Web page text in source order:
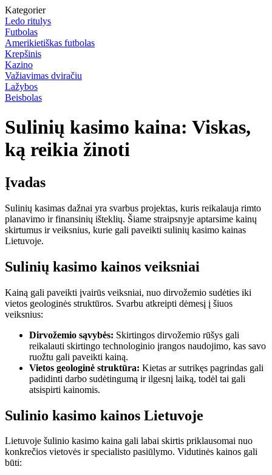
Kategorier
Ledo ritulys
Futbolas
Amerikietiškas futbolas
Krepšinis
Kazino
Važiavimas dviračiu
Lažybos
Beisbolas
Sulinių kasimo kaina: Viskas,
ką reikia žinoti
Įvadas
Sulinių kasimas dažnai yra svarbus projektas, kuris reikalauja rimto
planavimo ir finansinių išteklių. Šiame straipsnyje aptarsime kainų
skirtumus ir veiksnius, kurie gali paveikti sulinių kasimo kainas
Lietuvoje.
Sulinių kasimo kainos veiksniai
Kainą gali paveikti įvairūs veiksniai, nuo dirvožemio sudėties iki
vietos geologinės struktūros. Svarbu atkreipti dėmesį į šiuos
veiksnius:
Dirvožemio sąvybės: Skirtingos dirvožemio rūšys gali
reikalauti skirtingo technologinio įrangos naudojimo, kas savo
ruožtu gali paveikti kainą.
Vietos geologinė struktūra: Kietas ar sutrikęs pagrindas gali
padidinti darbo sudėtingumą ir ilgesnį laiką, todėl tai gali
atsispirti kainomis.
Sulinio kasimo kainos Lietuvoje
Lietuvoje šulinio kasimo kaina gali labai skirtis priklausomai nuo
konkrečios vietovės ir specialisto pasiūlymo. Vidutinės kainos gali
būti: